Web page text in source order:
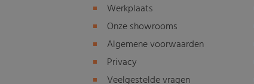
Werkplaats
Onze showrooms
Algemene voorwaarden
Privacy
Veelgestelde vragen